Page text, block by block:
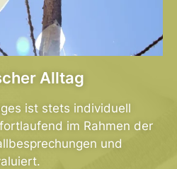
Alltag
ist stets individuell
im Rahmen der
und